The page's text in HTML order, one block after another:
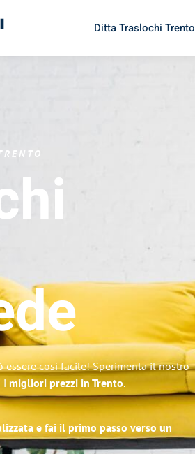
Ditta Traslochi Trento
essere così facile! Sperimenta il nostro
i migliori prezzi in Trento.
e fai il primo passo verso un